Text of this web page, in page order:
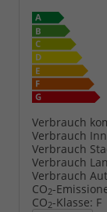
Verbrauch
Verbrauch
Verbrauch
Verbrauch
Verbrauch
CO2-
CO2-Klasse: F